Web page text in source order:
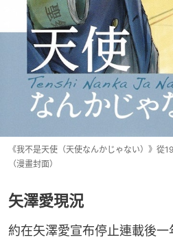
《我不是天使（天使なんかじゃない）》從
（漫畫封面）
矢澤愛現況
約在矢澤愛宣布停止連載後一